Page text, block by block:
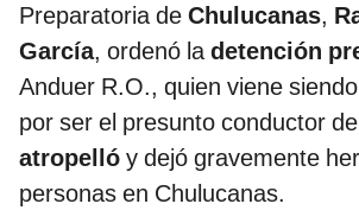
Preparatoria de Chulucanas,
García, ordenó ladetención
Anduer R.O., quien viene
por ser el presunto conductor
atropelló y dejó gravemente
personas en Chulucanas.